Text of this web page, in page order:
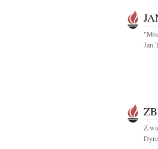
Jan
Z